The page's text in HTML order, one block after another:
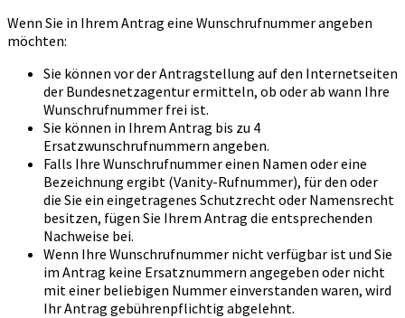
Wenn Sie in Ihrem Antrag eine Wunschrufnummer angeben
möchten:
Sie können vor der Antragstellung auf den Internetseiten
der Bundesnetzagentur ermitteln, ob oder ab wann Ihre
Wunschrufnummer frei ist.
Sie können in Ihrem Antrag bis zu 4
Ersatzwunschrufnummern angeben.
Falls Ihre Wunschrufnummer einen Namen oder eine
Bezeichnung ergibt (Vanity-Rufnummer), für den oder
die Sie ein eingetragenes Schutzrecht oder Namensrecht
besitzen, fügen Sie Ihrem Antrag die entsprechenden
Nachweise bei.
Wenn Ihre Wunschrufnummer nicht verfügbar ist und Sie
im Antrag keine Ersatznummern angegeben oder nicht
mit einer beliebigen Nummer einverstanden waren, wird
Ihr Antrag gebührenpflichtig abgelehnt.